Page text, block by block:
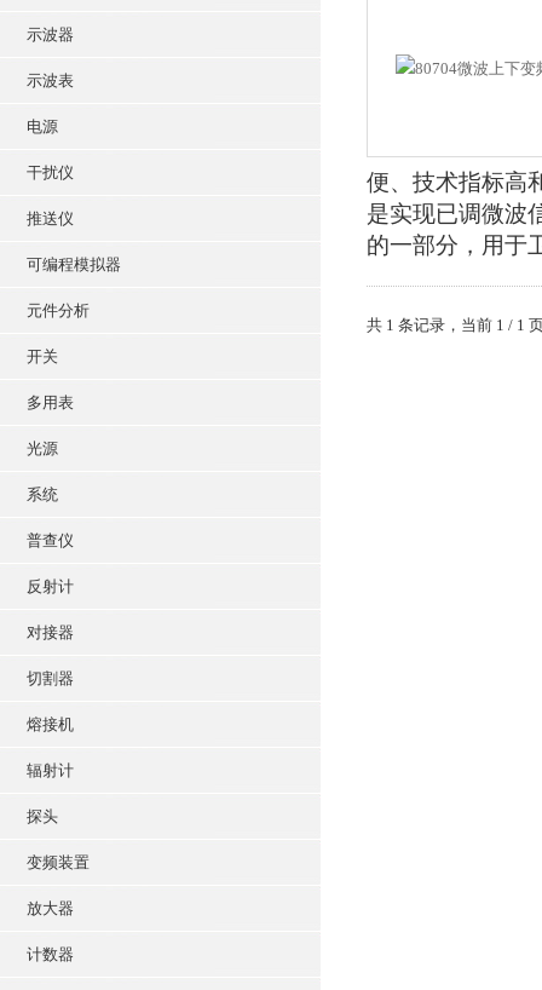
示波器
示波表
电源
干扰仪
推送仪
可编程模拟器
元件分析
开关
多用表
光源
系统
普查仪
反射计
对接器
切割器
熔接机
辐射计
探头
变频装置
放大器
计数器
便、技术指标高
是实现已调微波
的一部分，用于
共 1 条记录，当前 1 / 1